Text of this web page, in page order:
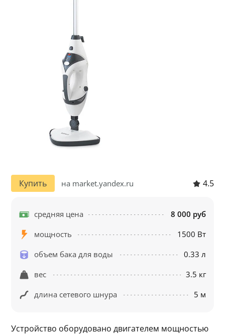
Купить на market.yandex.ru 4.5
средняя цена
8 000 руб
мощность
1500 Вт
объем бака для воды
0.33 л
вес
3.5 кг
длина сетевого шнура
5 м
Устройство оборудовано двигателем мощностью